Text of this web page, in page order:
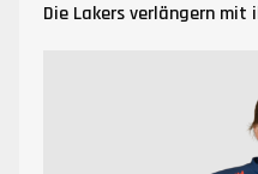
Die Lakers verlängern